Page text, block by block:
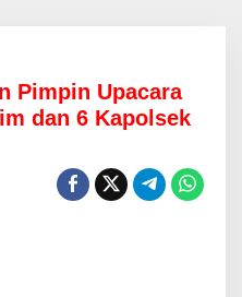
Pimpin Upacara
dan 6 Kapolsek